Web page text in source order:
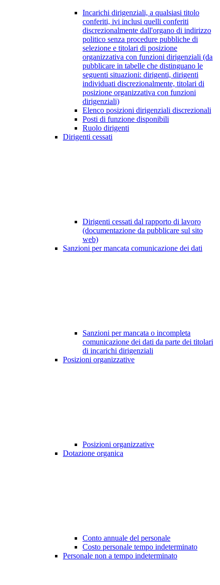
Incarichi dirigenziali, a qualsiasi titolo
conferiti, ivi inclusi quelli conferiti
discrezionalmente dall'organo di indirizzo
politico senza procedure pubbliche di
selezione e titolari di posizione
organizzativa con funzioni dirigenziali (da
pubblicare in tabelle che distinguano le
seguenti situazioni: dirigenti, dirigenti
individuati discrezionalmente, titolari di
posizione organizzativa con funzioni
dirigenziali)
Elenco posizioni dirigenziali discrezionali
Posti di funzione disponibili
Ruolo dirigenti
Dirigenti cessati
Dirigenti cessati dal rapporto di lavoro
(documentazione da pubblicare sul sito
web)
Sanzioni per mancata comunicazione dei dati
Sanzioni per mancata o incompleta
comunicazione dei dati da parte dei titolari
di incarichi dirigenziali
Posizioni organizzative
Posizioni organizzative
Dotazione organica
Conto annuale del personale
Costo personale tempo indeterminato
Personale non a tempo indeterminato